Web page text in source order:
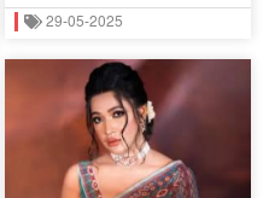
29-05-2025